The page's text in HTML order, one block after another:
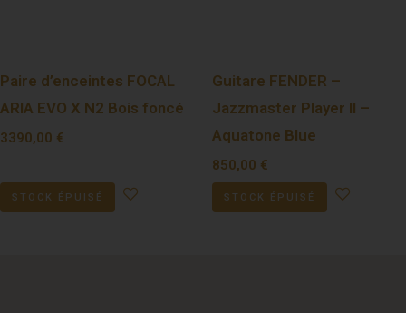
Paire d’enceintes FOCAL
ARIA EVO X N2 Bois foncé
3390,00 €
STOCK ÉPUISÉ
Guitare FENDER –
Jazzmaster Player II –
Aquatone Blue
850,00 €
STOCK ÉPUISÉ